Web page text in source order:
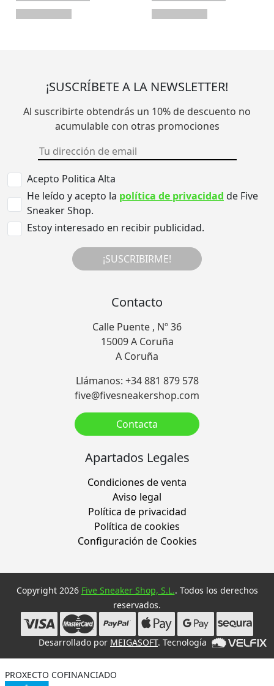
¡SUSCRÍBETE A LA NEWSLETTER!
Al suscribirte obtendrás un 10% de descuento no
acumulable con otras promociones
Acepto Politica Alta
He leído y acepto la política de privacidad de Five
Sneaker Shop.
Estoy interesado en recibir publicidad.
¡SUSCRIBIRME!
Contacto
Calle Puente , Nº 36
15009 A Coruña
A Coruña
Llámanos: +34 881 879 578
five@fivesneakershop.com
Contacta
Apartados Legales
Condiciones de venta
Aviso legal
Política de privacidad
Política de cookies
Configuración de Cookies
Copyright 2026 Five Sneaker Shop, S.L.. Todos los derechos
reservados.
Desarrollado por MEIGASOFT. Tecnología
PROXECTO COFINANCIADO